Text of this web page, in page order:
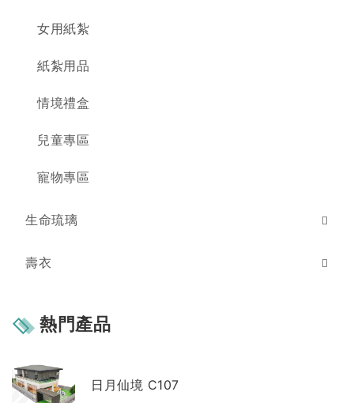
女用紙紮
紙紮用品
情境禮盒
兒童專區
寵物專區
生命琉璃
壽衣
熱門產品
日月仙境 C107